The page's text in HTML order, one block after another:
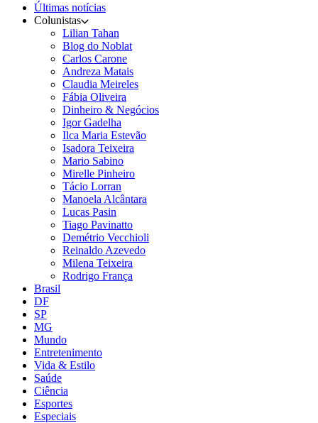
Últimas notícias
Colunistas
Lilian Tahan
Blog do Noblat
Carlos Carone
Andreza Matais
Claudia Meireles
Fábia Oliveira
Dinheiro & Negócios
Igor Gadelha
Ilca Maria Estevão
Isadora Teixeira
Mario Sabino
Mirelle Pinheiro
Tácio Lorran
Manoela Alcântara
Lucas Pasin
Tiago Pavinatto
Demétrio Vecchioli
Reinaldo Azevedo
Milena Teixeira
Rodrigo França
Brasil
DF
SP
MG
Mundo
Entretenimento
Vida & Estilo
Saúde
Ciência
Esportes
Especiais